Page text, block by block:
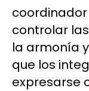
controlar
la armonía
que los
expresarse